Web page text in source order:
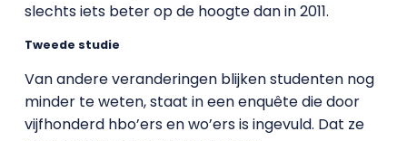
slechts iets beter op de hoogte dan in 2011.
Tweede studie
Van andere veranderingen blijken studenten nog
minder te weten, staat in een enquête die door
vijfhonderd hbo’ers en wo’ers is ingevuld. Dat ze